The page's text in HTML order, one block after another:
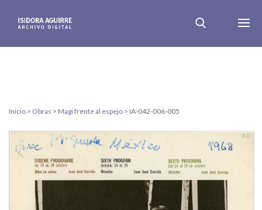
Inicio > Obras > Magi frente al espejo > IA-042-006-005